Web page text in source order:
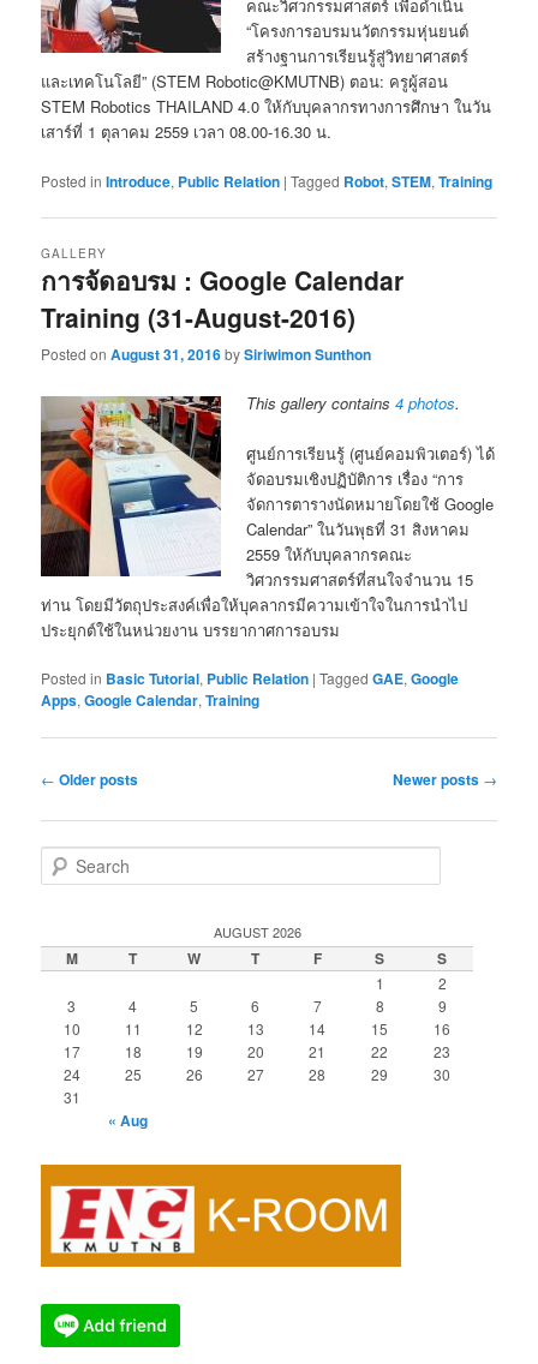
คณะวิศวกรรมศาสตร์ เพื่อดำเนิน
“โครงการอบรมนวัตกรรมหุ่นยนต์
สร้างฐานการเรียนรู้สู่วิทยาศาสตร์
และเทคโนโลยี” (STEM Robotic@KMUTNB) ตอน: ครูผู้สอน
STEM Robotics THAILAND 4.0 ให้กับบุคลากรทางการศึกษา ในวัน
เสาร์ที่ 1 ตุลาคม 2559 เวลา 08.00-16.30 น.
Posted in Introduce, Public Relation |Tagged Robot,STEM,Training
การจัดอบรม : Google Calendar
Training (31-August-2016)
GALLERY
Posted onAugust 31, 2016bySiriwimon Sunthon
This gallery contains4 photos.
ศูนย์การเรียนรู้ (ศูนย์คอมพิวเตอร์) ได้
จัดอบรมเชิงปฏิบัติการ เรื่อง “การ
จัดการตารางนัดหมายโดยใช้ Google
Calendar” ในวันพุธที่ 31 สิงหาคม
2559 ให้กับบุคลากรคณะ
วิศวกรรมศาสตร์ที่สนใจจำนวน 15
ท่าน โดยมีวัตถุประสงค์เพื่อให้บุคลากรมีความเข้าใจในการนำไป
ประยุกต์ใช้ในหน่วยงาน บรรยากาศการอบรม
Posted in Basic Tutorial, Public Relation |Tagged GAE,Google
Apps,Google Calendar,Training
Post
← Older posts Newer posts →
e
c
h
AUGUST 2026
M T W T F S S
1
2
3
4 5 6 7 8
9
10
11 12 13 14 15
16
17
18 19 20 21 22
23
24
25 26 27 28 29
30
31
« Aug